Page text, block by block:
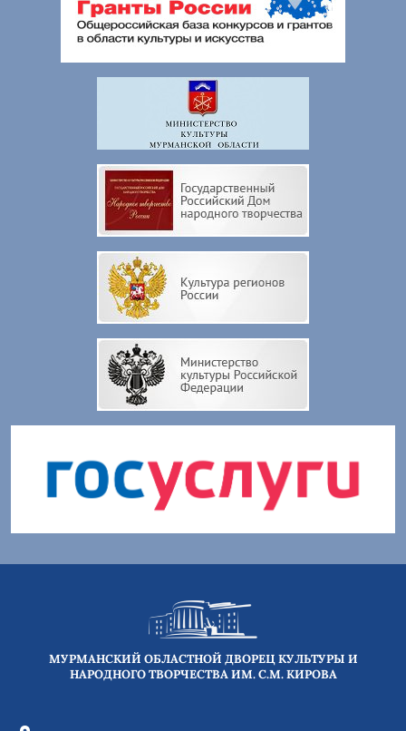
МУРМАНСКИЙ ОБЛАСТНОЙ ДВОРЕЦ КУЛЬТУРЫ И
НАРОДНОГО ТВОРЧЕСТВА ИМ. С.М. КИРОВА